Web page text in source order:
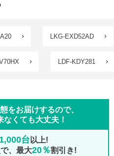
LKG-EXD52AD
LDF-KDY281
をお届けするので、
くても大丈夫！
1,000台 以上!
、最大20％割引き!